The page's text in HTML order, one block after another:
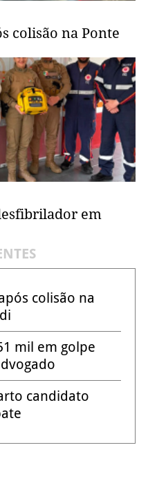
colisão na Ponte
em
colisão na
mil em golpe
candidato